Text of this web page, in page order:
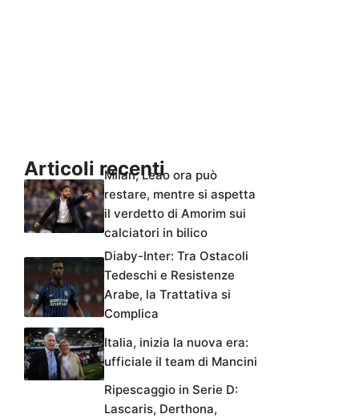
Articoli recenti
Milan, Leao ora può
restare, mentre si aspetta
il verdetto di Amorim sui
calciatori in bilico
Diaby-Inter: Tra Ostacoli
Tedeschi e Resistenze
Arabe, la Trattativa si
Complica
Italia, inizia la nuova era:
ufficiale il team di Mancini
Ripescaggio in Serie D:
Lascaris, Derthona,